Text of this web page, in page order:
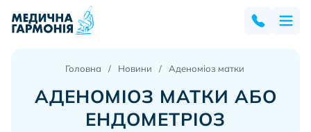
Головна Новини Аденоміоз матки
АДЕНОМІОЗ МАТКИ АБО
ЕНДОМЕТРІОЗ